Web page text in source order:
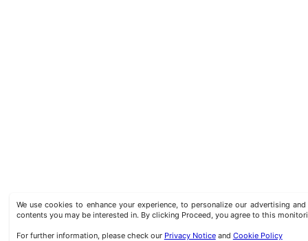
We use cookies to enhance your experience, to personalize our advertising
contents you may be interested in. By clicking Proceed, you agree to this
For further information, please check our Privacy Noticeand Cookie Policy